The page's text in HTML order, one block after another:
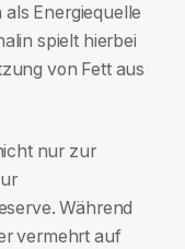
Energiequelle
spielt hierbei
von Fett aus
nur zur
Während
vermehrt auf